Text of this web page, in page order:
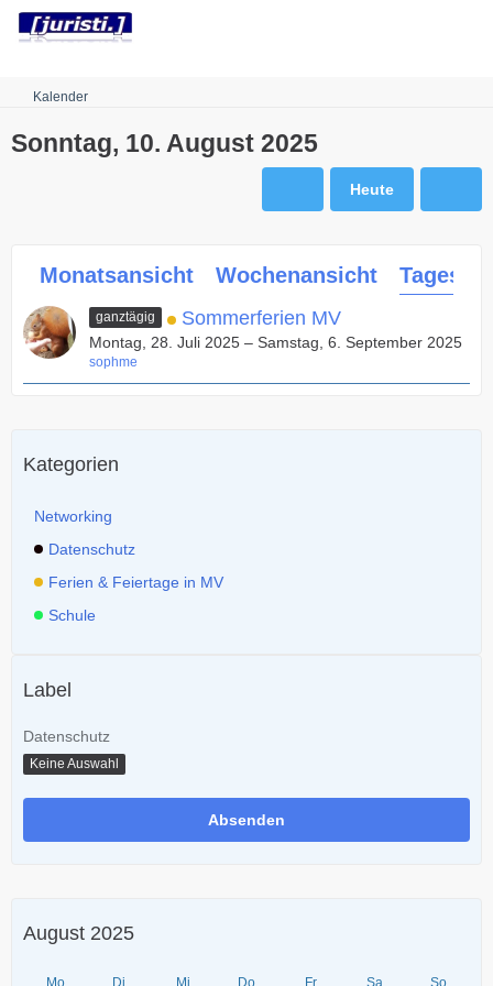
Robots.txt
Kalender
Sonntag, 10. August 2025
Heute
Monatsansicht Wochenansicht
ganztägig Sommerferien MV
Montag, 28. Juli 2025 – Samstag, 6. September 2025
sophme
Kategorien
Networking
Datenschutz
Ferien & Feiertage in MV
Schule
Label
Datenschutz
Keine Auswahl
August 2025
Mo Di Mi Do Fr Sa So